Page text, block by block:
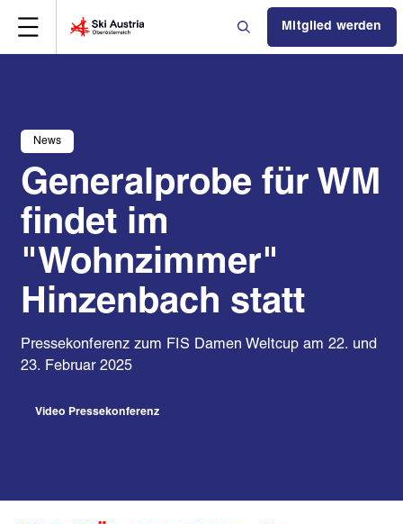
Mitglied werden
News
Generalprobe für WM
findet im
"Wohnzimmer"
Hinzenbach statt
Pressekonferenz zum FIS Damen Weltcup am 22. und
23. Februar 2025
Video Pressekonferenz